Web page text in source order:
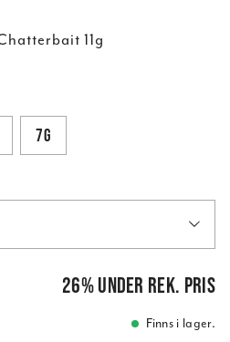
11g
7g
189,00 kr
26%under rek. pris
Finns i lager.